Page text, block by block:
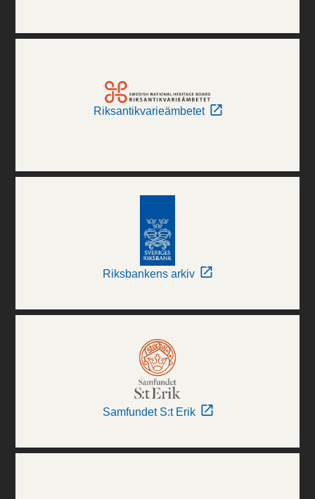
Riksantikvarieämbetet
Riksbankens arkiv
Samfundet S:t Erik